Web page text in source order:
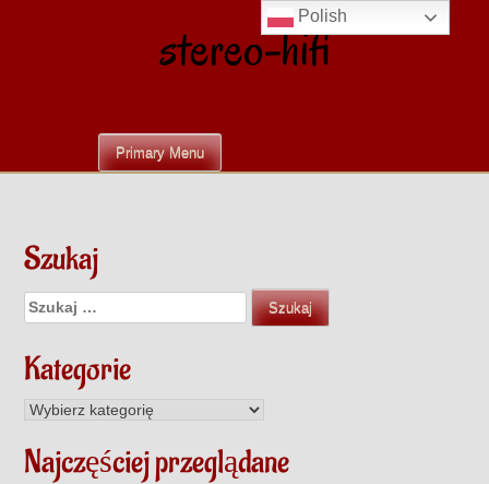
stereo-hifi
Primary Menu
Szukaj
Szukaj:
Kategorie
Kategorie
Najczęściej przeglądane
Polish